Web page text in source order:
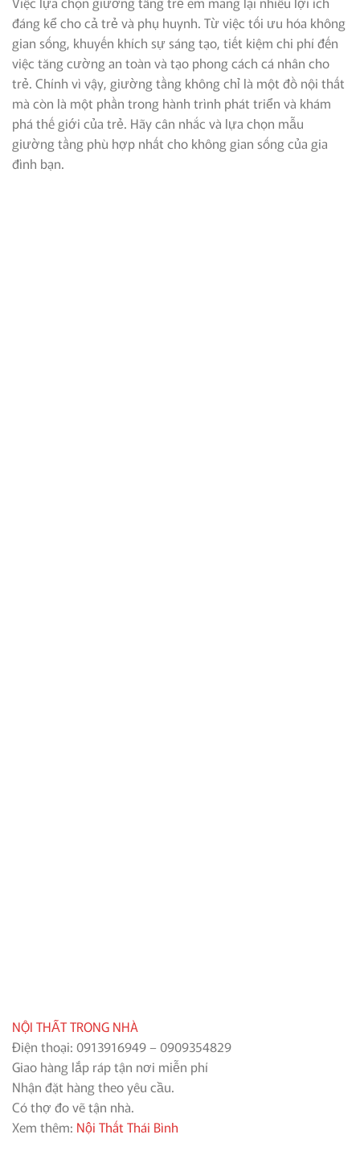
đáng kể cho cả trẻ và phụ huynh. Từ việc tối ưu hóa không
gian sống, khuyến khích sự sáng tạo, tiết kiệm chi phí đến
việc tăng cường an toàn và tạo phong cách cá nhân cho
trẻ. Chính vì vậy, giường tầng không chỉ là một đồ nội thất
mà còn là một phần trong hành trình phát triển và khám
phá thế giới của trẻ. Hãy cân nhắc và lựa chọn mẫu
giường tầng phù hợp nhất cho không gian sống của gia
đình bạn.
NỘI THẤT TRONG NHÀ
Điện thoại: 0913916949 – 0909354829
Giao hàng lắp ráp tận nơi miễn phí
Nhận đặt hàng theo yêu cầu.
Có thợ đo vẽ tận nhà.
Xem thêm: Nội Thất Thái Bình